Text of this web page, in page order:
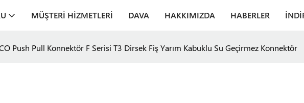
MÜŞTERI HIZMETLERI DAVA HAKKIMIZDA HABERLER
Push Pull Konnektör F Serisi T3 Dirsek Fiş Yarım Kabuklu Su Geçirmez Konnektör